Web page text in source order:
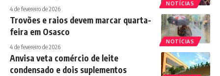
NOTÍCIAS
4 de fevereiro de 2026
NOTÍCIAS
Trovões e raios devem marcar quarta-
feira em Osasco
4 de fevereiro de 2026
Anvisa veta comércio de leite
condensado e dois suplementos